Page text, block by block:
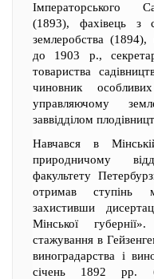
Імператорського
(1893), фахівець з
землеробства (1894),
до 1903 р., секретар
товариства
чиновник
управляючому
заввідділом
Навчався в
природничому
факультету
отримав ступінь
захистивши
Мінської
стажування в
виноградарства і
січень 1892 рр.